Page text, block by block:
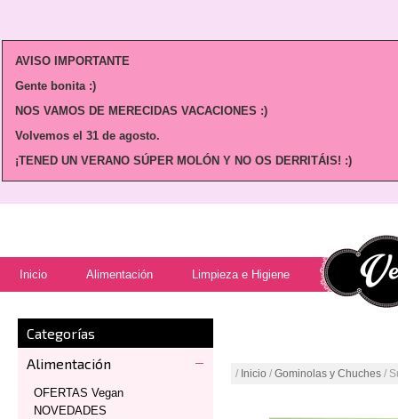
AVISO IMPORTANTE
Gente bonita :)
NOS VAMOS DE MERECIDAS VACACIONES :)
Volvemos el 31 de agosto.
¡TENED UN VERANO SÚPER MOLÓN Y NO OS DERRITÁIS! :)
Inicio Alimentación Limpieza e Higiene
Categorías
Alimentación
OFERTAS Vegan
NOVEDADES
/ Inicio / Gominolas y Chuches /